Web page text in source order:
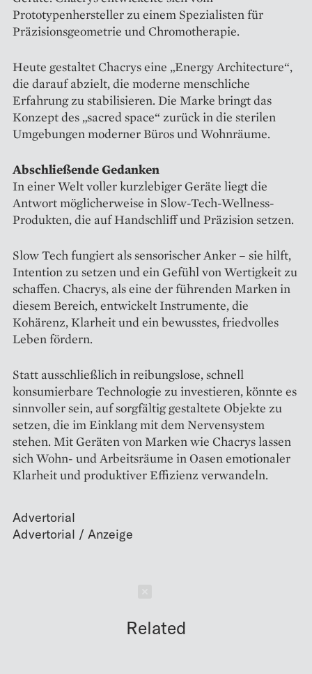
Prototypenhersteller zu einem Spezialisten für
Präzisionsgeometrie und Chromotherapie.
Heute gestaltet Chacrys eine „Energy Architecture“,
die darauf abzielt, die moderne menschliche
Erfahrung zu stabilisieren. Die Marke bringt das
Konzept des „sacred space“ zurück in die sterilen
Umgebungen moderner Büros und Wohnräume.
Abschließende Gedanken
In einer Welt voller kurzlebiger Geräte liegt die
Antwort möglicherweise in Slow-Tech-Wellness-
Produkten, die auf Handschliff und Präzision setzen.
Slow Tech fungiert als sensorischer Anker – sie hilft,
Intention zu setzen und ein Gefühl von Wertigkeit zu
schaffen. Chacrys, als eine der führenden Marken in
diesem Bereich, entwickelt Instrumente, die
Kohärenz, Klarheit und ein bewusstes, friedvolles
Leben fördern.
Statt ausschließlich in reibungslose, schnell
konsumierbare Technologie zu investieren, könnte es
sinnvoller sein, auf sorgfältig gestaltete Objekte zu
setzen, die im Einklang mit dem Nervensystem
stehen. Mit Geräten von Marken wie Chacrys lassen
sich Wohn- und Arbeitsräume in Oasen emotionaler
Klarheit und produktiver Effizienz verwandeln.
Advertorial
Related